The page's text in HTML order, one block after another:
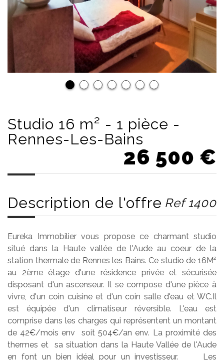
Studio 16 m² - 1 pièce -
Rennes-Les-Bains
26 500 €
Description de l'offre Ref 1400
Eureka Immobilier vous propose ce charmant studio
situé dans la Haute vallée de l'Aude au coeur de la
station thermale de Rennes les Bains. Ce studio de 16M²
au 2ème étage d'une résidence privée et sécurisée
disposant d'un ascenseur. Il se compose d'une pièce à
vivre, d'un coin cuisine et d'un coin salle d'eau et WC.Il
est équipée d'un climatiseur réversible. L'eau est
comprise dans les charges qui représentent un montant
de 42€/mois env soit 504€/an env. La proximité des
thermes et sa situation dans la Haute Vallée de l'Aude
en font un bien idéal pour un investisseur. Les